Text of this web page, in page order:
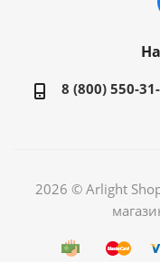
8 (800) 550-
2026 © Arlight